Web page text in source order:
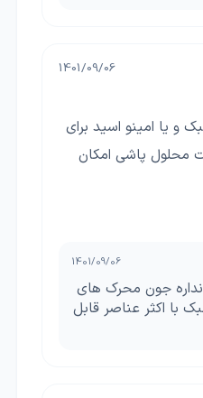
1401/09/06
و یا امینو اسید برای
محلول پاشی امکان
1401/09/06
جون محرک های
با اکثر عناصر قابل